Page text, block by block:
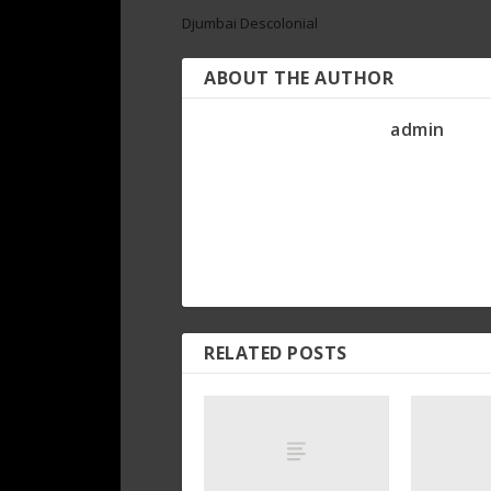
Djumbai Descolonial
ABOUT THE AUTHOR
admin
RELATED POSTS